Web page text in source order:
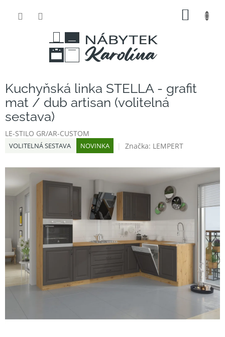
Kuchyňská linka STELLA - grafit
mat / dub artisan (volitelná
sestava)
LE-STILO GR/AR-CUSTOM
NOVINKA
VOLITELNÁ SESTAVA Značka: LEMPERT